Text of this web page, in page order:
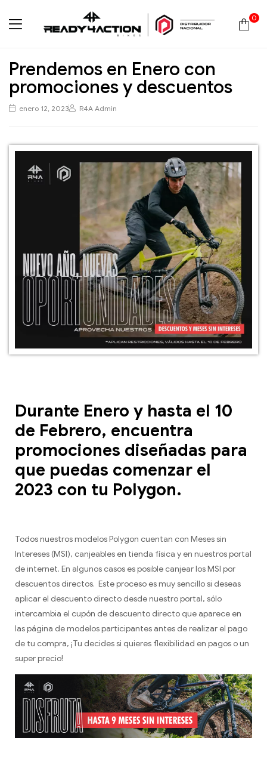
0
Prendemos en Enero con
promociones y descuentos
enero 12, 2023 R4A Admin
Durante Enero y hasta el 10
de Febrero, encuentra
promociones diseñadas para
que puedas comenzar el
2023 con tu Polygon.
Todos nuestros modelos Polygon cuentan con Meses sin
Intereses (MSI), canjeables en tienda física y en nuestros portal
de internet. En algunos casos es posible canjear los MSI por
descuentos directos. Este proceso es muy sencillo si deseas
aplicar el descuento directo desde nuestro portal, sólo
intercambia el cupón de descuento directo que aparece en
las página de modelos participantes antes de realizar el pago
de tu compra, ¡Tu decides si quieres flexibilidad en pagos o un
super precio!